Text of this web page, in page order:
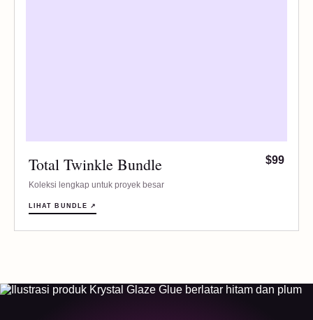
Total Twinkle Bundle
Koleksi lengkap untuk proyek besar
$99
LIHAT BUNDLE ↗